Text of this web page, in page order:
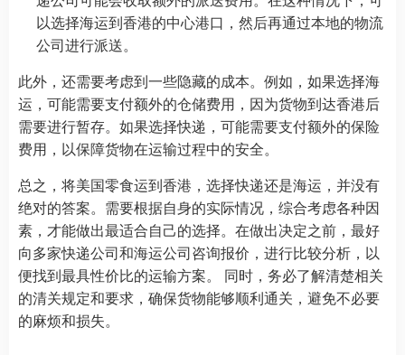
以选择海运到香港的中心港口，然后再通过本地的物流
公司进行派送。
此外，还需要考虑到一些隐藏的成本。例如，如果选择海
运，可能需要支付额外的仓储费用，因为货物到达香港后
需要进行暂存。如果选择快递，可能需要支付额外的保险
费用，以保障货物在运输过程中的安全。
总之，将美国零食运到香港，选择快递还是海运，并没有
绝对的答案。需要根据自身的实际情况，综合考虑各种因
素，才能做出最适合自己的选择。在做出决定之前，最好
向多家快递公司和海运公司咨询报价，进行比较分析，以
便找到最具性价比的运输方案。 同时，务必了解清楚相关
的清关规定和要求，确保货物能够顺利通关，避免不必要
的麻烦和损失。